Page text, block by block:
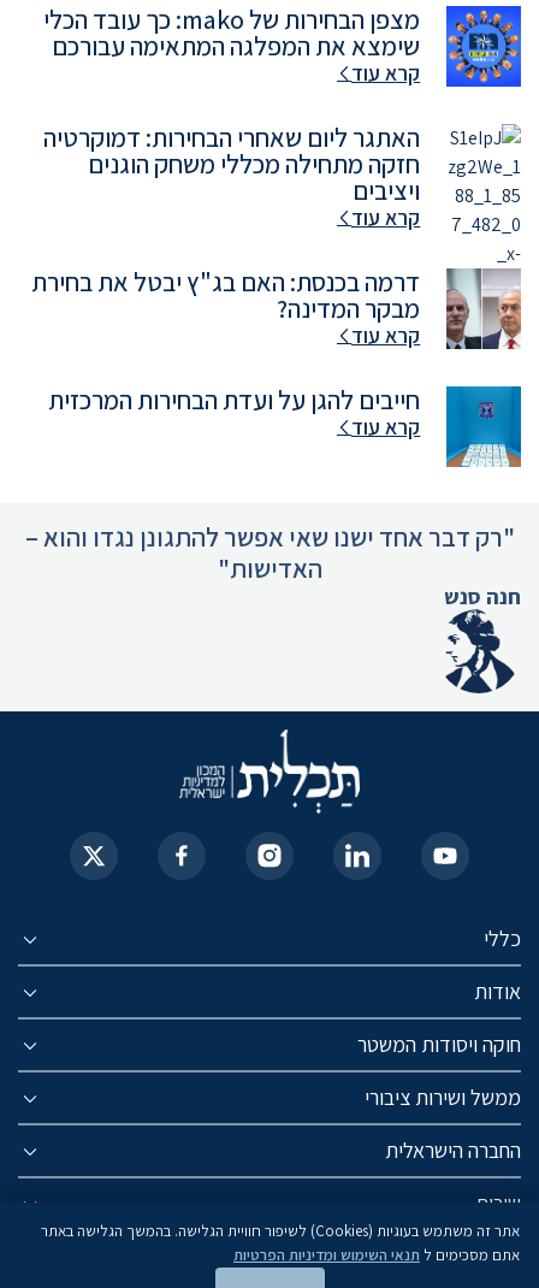
מצפן הבחירות של mako: כך עובד הכלי
שימצא את המפלגה המתאימה עבורכם
קרא עוד
האתגר ליום שאחרי הבחירות: דמוקרטיה
חזקה מתחילה מכללי משחק הוגנים
ויציבים
קרא עוד
דרמה בכנסת: האם בג"ץ יבטל את בחירת
מבקר המדינה?
קרא עוד
חייבים להגן על ועדת הבחירות המרכזית
קרא עוד
"רק דבר אחד ישנו שאי אפשר להתגונן נגדו והוא –
האדישות"
חנה סנש
כללי
אודות
חוקה ויסודות המשטר
ממשל ושירות ציבורי
החברה הישראלית
שירות
אתר זה משתמש בעוגיות (Cookies) לשיפור חוויית הגלישה. בהמשך הגלישה באתר
אתם מסכימים ל תנאי השימוש ומדיניות הפרטיות